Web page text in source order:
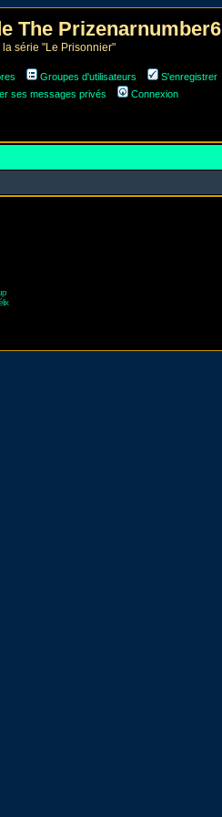
The Prizenarnumber6
série "Le Prisonnier"
Groupes d'utilisateurs
S'enregistrer
ses messages privés Connexion